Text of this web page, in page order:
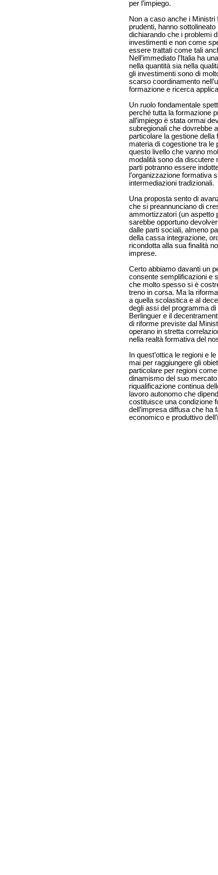
per l’impiego.
Non a caso anche i Ministri
prudenti, hanno
dichiarando che i problemi
investimenti e non come
essere trattati come tali
Nell’immediato l’Italia ha
nella quantità sia nella
gli investimenti sono di
scarso coordinamento
formazione e ricerca
Un ruolo fondamentale
perché tutta la formazione
all’impiego è stata ormai
subregionali che dovrebbe
particolare la gestione
materia di cogestione tra le
questo livello che vanno
modalità sono da discutere
parti potranno essere
l’organizzazione formativa
intermediazioni tradizionali.
Una proposta sento di
che si preannunciano di
ammortizzatori (un aspetto
sarebbe opportuno
dalle parti sociali, almeno
della cassa integrazione,
ricondotta alla sua finalità
imprese.
Certo abbiamo davanti un
consente semplificazioni e
che molto spesso si è
treno in corsa. Ma la
a quella scolastica e al
degli assi del programma
Berlinguer e il
di riforme previste dal
operano in stretta
nella realtà formativa del
In quest’ottica le regioni e
mai per raggiungere gli
particolare per regioni
dinamismo del suo
riqualificazione continua
lavoro autonomo che
costituisce una condizione
dell’impresa diffusa che ha
economico e produttivo